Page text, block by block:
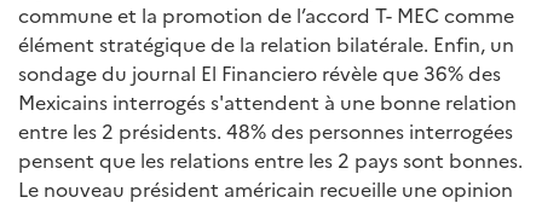
commune et la promotion de l’accord T- MEC comme
élément stratégique de la relation bilatérale. Enfin, un
sondage du journal El Financiero révèle que 36% des
Mexicains interrogés s'attendent à une bonne relation
entre les 2 présidents. 48% des personnes interrogées
pensent que les relations entre les 2 pays sont bonnes.
Le nouveau président américain recueille une opinion